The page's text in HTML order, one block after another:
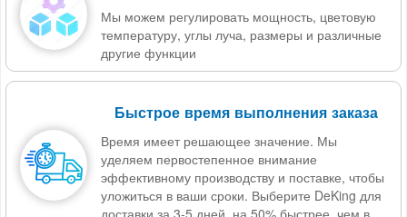
Мы можем регулировать мощность, цветовую
температуру, углы луча, размеры и различные
другие функции
Быстрое время выполнения заказа
Время имеет решающее значение. Мы
уделяем первостепенное внимание
эффективному производству и поставке, чтобы
уложиться в ваши сроки. Выберите DeKing для
доставки за 3-5 дней, на 50% быстрее, чем в